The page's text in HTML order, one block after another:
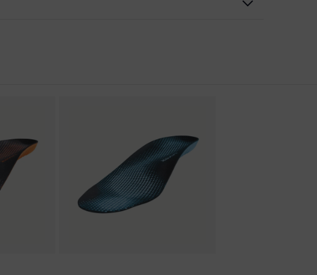
Aufladung (ESD) mit einem Ableitwiderstand kleiner 100